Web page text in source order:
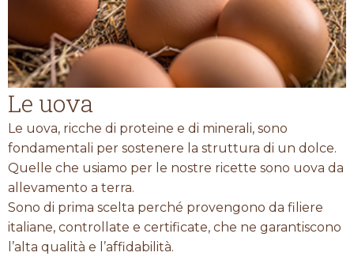
Le uova
Le uova, ricche di proteine e di minerali, sono
fondamentali per sostenere la struttura di un dolce.
Quelle che usiamo per le nostre ricette sono uova da
allevamento a terra.
Sono di prima scelta perché provengono da filiere
italiane, controllate e certificate, che ne garantiscono
l’alta qualità e l’affidabilità.